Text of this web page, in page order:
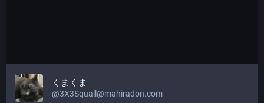
くまくま
@3X3Squall@mahiradon.com